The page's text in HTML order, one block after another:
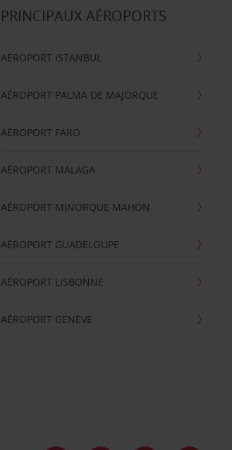
PRINCIPAUX AÉROPORTS
AÉROPORT ISTANBUL
AÉROPORT PALMA DE MAJORQUE
AÉROPORT FARO
AÉROPORT MALAGA
AÉROPORT MINORQUE MAHON
AÉROPORT GUADELOUPE
AÉROPORT LISBONNE
AÉROPORT GENÈVE